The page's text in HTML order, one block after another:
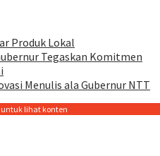
Produk Lokal
Tegaskan Komitmen
Menulis ala Gubernur NTT
lihat konten